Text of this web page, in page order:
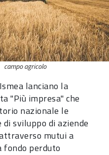
campo agricolo
lanciano la
"Più impresa" che
nazionale le
sviluppo di aziende
mutui a
fondo perduto